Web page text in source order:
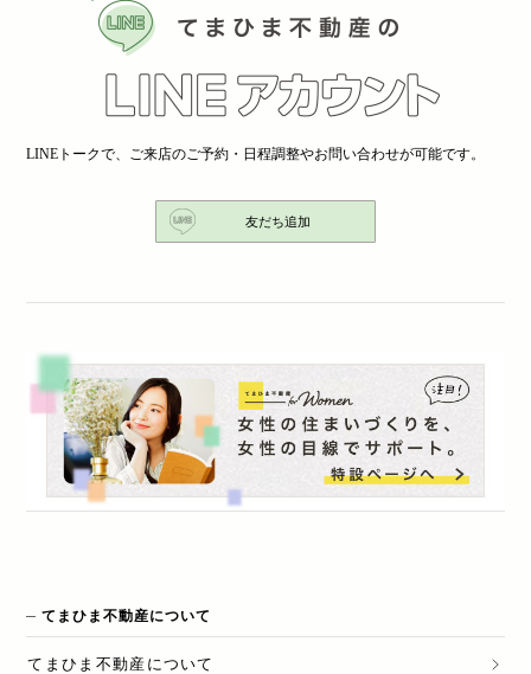
LINEトークで、ご来店のご予約・日程調整やお問い合わせが可能です。
友だち追加
てまひま不動産について
てまひま不動産 について